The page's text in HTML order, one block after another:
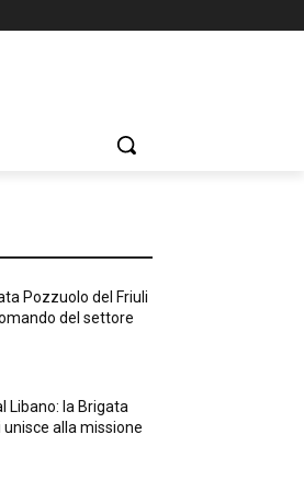
Pozzuolo del Friuli
del settore
Libano: la Brigata
unisce alla missione